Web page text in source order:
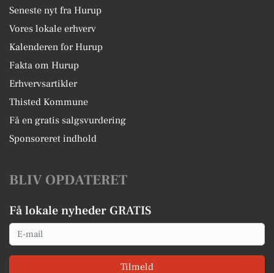
Seneste nyt fra Hurup
Vores lokale erhverv
Kalenderen for Hurup
Fakta om Hurup
Erhvervsartikler
Thisted Kommune
Få en gratis salgsvurdering
Sponsoreret indhold
BLIV OPDATERET
Få lokale nyheder GRATIS
Email
Tilmeld